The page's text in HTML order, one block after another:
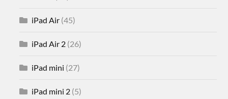
iPad Air (45)
iPad Air 2 (26)
iPad mini (27)
iPad mini 2 (5)